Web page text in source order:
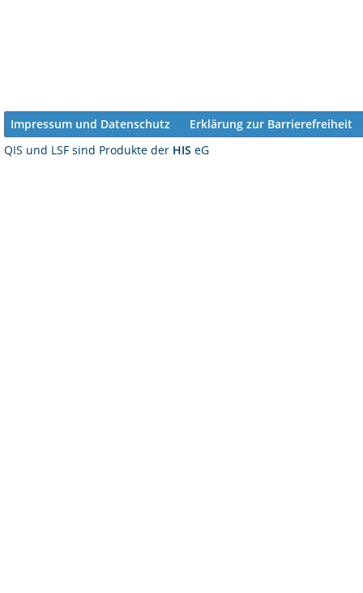
Impressum und Datenschutz
Erklärung zur Barrierefreiheit
QIS und LSF sind Produkte der HIS eG